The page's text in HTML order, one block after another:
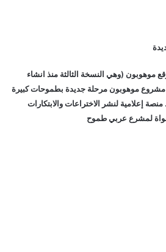
موهوبون (وهي النسخة الثالثة منذ انشاء
العام 2007) يدخل مشروع موهوبون مرحلة جديدة بطموحات كبيرة
إعلامية لنشر الاختراعات والابتكارات
ونواة لمشرع عربي طموح